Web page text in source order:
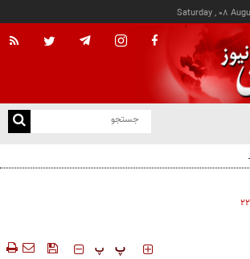
Saturday , 08
مدیریت مصرف؛ شرایط خاص پذیرش
‍‍‍ پ پ